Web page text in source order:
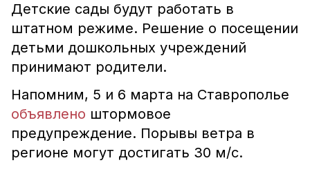
Детские сады будут работать в
штатном режиме. Решение о посещении
детьми дошкольных учреждений
принимают родители.
Напомним, 5 и 6 марта на Ставрополье
объявлено штормовое
предупреждение. Порывы ветра в
регионе могут достигать 30 м/с.